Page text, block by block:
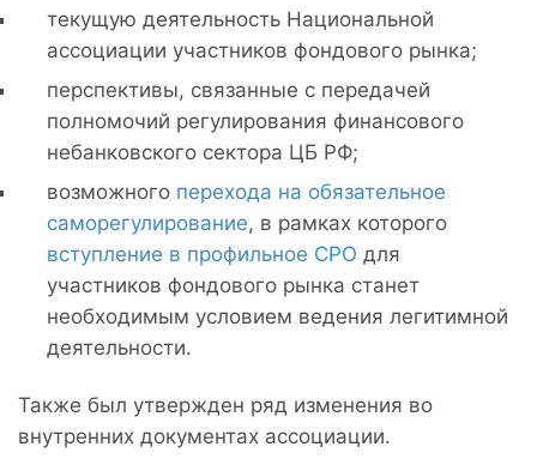
текущую деятельность Национальной
ассоциации участников фондового рынка;
перспективы, связанные с передачей
полномочий регулирования финансового
небанковского сектора ЦБ РФ;
возможного перехода на обязательное
саморегулирование, в рамках которого
вступление в профильное СРО для
участников фондового рынка станет
необходимым условием ведения легитимной
деятельности.
Также был утвержден ряд изменения во
внутренних документах ассоциации.